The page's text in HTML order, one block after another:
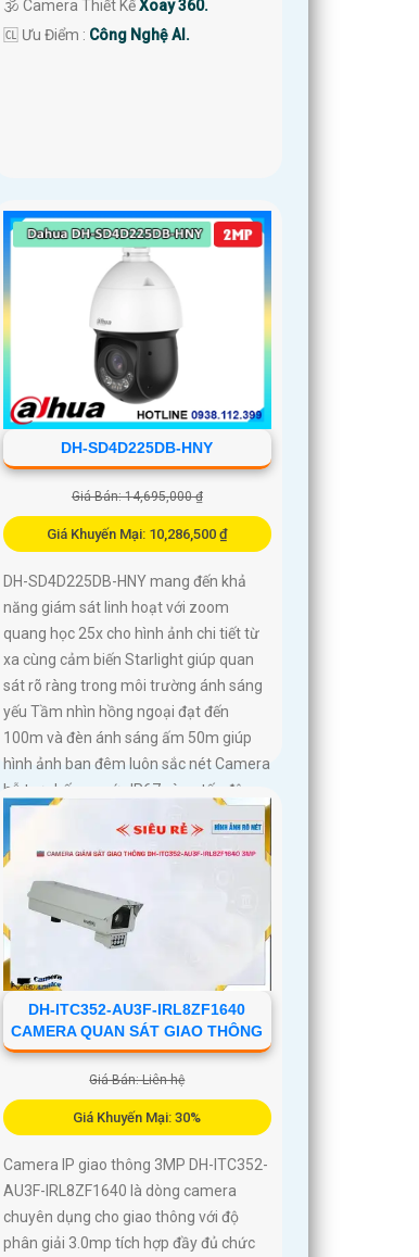
🕉️ Camera Thiết KếXoay 360.
️🆑 Ưu Điểm : Công Nghệ AI.
DH-SD4D225DB-HNY
Giá Bán: 14,695,000 ₫
Giá Khuyến Mại: 10,286,500 ₫
DH-SD4D225DB-HNY mang đến khả
năng giám sát linh hoạt với zoom
quang học 25x cho hình ảnh chi tiết từ
xa cùng cảm biến Starlight giúp quan
sát rõ ràng trong môi trường ánh sáng
yếu Tầm nhìn hồng ngoại đạt đến
100m và đèn ánh sáng ấm 50m giúp
hình ảnh ban đêm luôn sắc nét Camera
hỗ trợ chống nước IP67 cùng tốc độ
DH-ITC352-AU3F-IRL8ZF1640
CAMERA QUAN SÁT GIAO THÔNG
Giá Bán: Liên hệ
Giá Khuyến Mại: 30%
Camera IP giao thông 3MP DH-ITC352-
AU3F-IRL8ZF1640 là dòng camera
chuyên dụng cho giao thông với độ
phân giải 3.0mp tích hợp đầy đủ chức